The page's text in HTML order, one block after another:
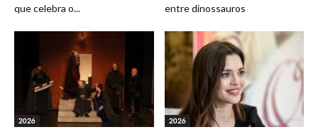
que celebra o...
entre dinossauros
2026 2026